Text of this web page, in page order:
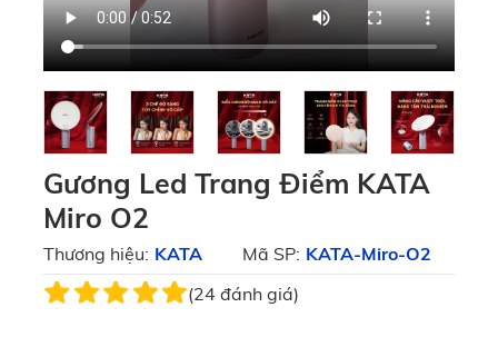
Gương Led Trang Điểm KATA
Miro O2
Thương hiệu: KATA Mã SP: KATA-Miro-O2
(24 đánh giá)